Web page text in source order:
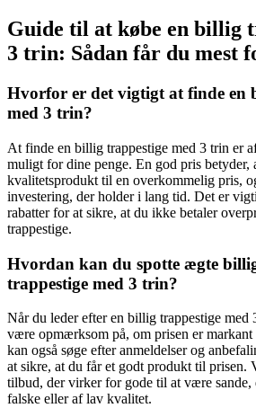
Guide til at købe en billig
3 trin: Sådan får du mest
Hvorfor er det vigtigt at finde en
med 3 trin?
At finde en billig trappestige med 3 trin er
muligt for dine penge. En god pris betyder,
kvalitetsprodukt til en overkommelig pris,
investering, der holder i lang tid. Det er
rabatter for at sikre, at du ikke betaler
trappestige.
Hvordan kan du spotte ægte
trappestige med 3 trin?
Når du leder efter en billig trappestige med
være opmærksom på, om prisen er
kan også søge efter anmeldelser og
at sikre, at du får et godt produkt til
tilbud, der virker for gode til at være
falske eller af lav kvalitet.